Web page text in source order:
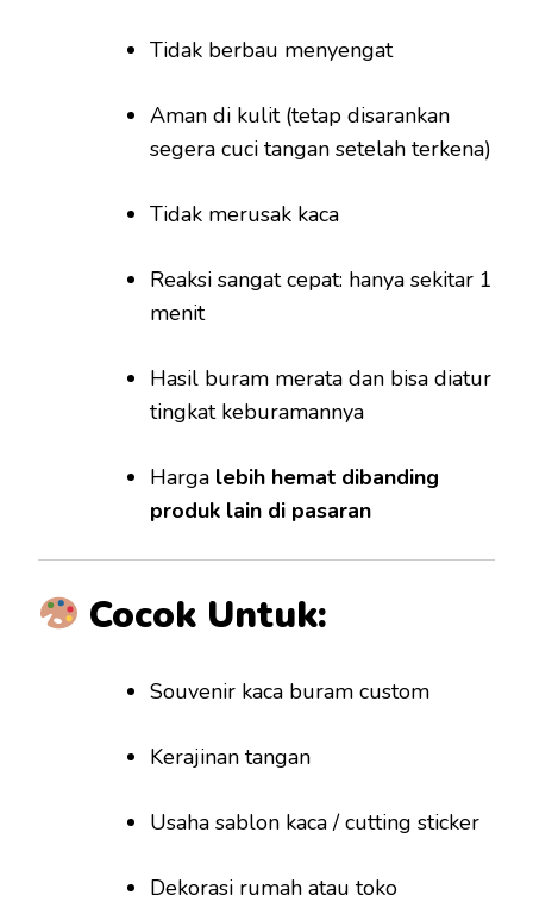
Tidak berbau menyengat
Aman di kulit (tetap disarankan
segera cuci tangan setelah terkena)
Tidak merusak kaca
Reaksi sangat cepat: hanya sekitar 1
menit
Hasil buram merata dan bisa diatur
tingkat keburamannya
Harga lebih hemat dibanding
produk lain di pasaran
Cocok Untuk:
Souvenir kaca buram custom
Kerajinan tangan
Usaha sablon kaca / cutting sticker
Dekorasi rumah atau toko